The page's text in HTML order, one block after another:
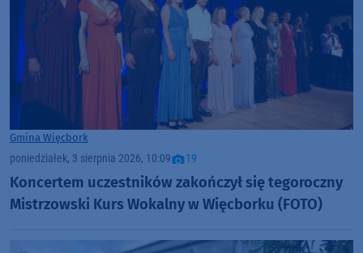
Gmina Więcbork
poniedziałek, 3 sierpnia 2026, 10:09 19
Koncertem uczestników zakończył się tegoroczny
Mistrzowski Kurs Wokalny w Więcborku (FOTO)